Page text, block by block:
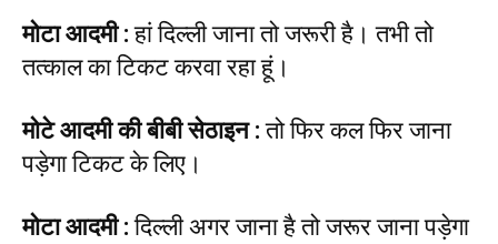
मोटा आदमी :हां दिल्ली जाना तो जरूरी है। तभी तो
तत्काल का टिकट करवा रहा हूं।
मोटे आदमी की बीबी सेठाइन :तो फिर कल फिर जाना
पड़ेगा टिकट के लिए।
मोटा आदमी :दिल्ली अगर जाना है तो जरूर जाना पड़ेगा